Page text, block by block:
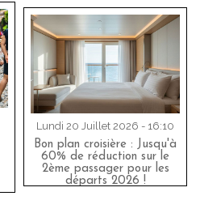
Lundi 20 Juillet 2026 - 16:10
Bon plan croisière : Jusqu'à
60% de réduction sur le
2ème passager pour les
départs 2026 !